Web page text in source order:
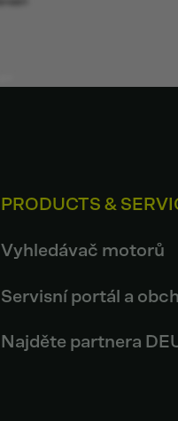
PRODUCTS &
Vyhledávač motorů
Servisní portál a
Najděte partnera